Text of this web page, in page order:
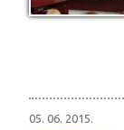
05. 06. 2015.